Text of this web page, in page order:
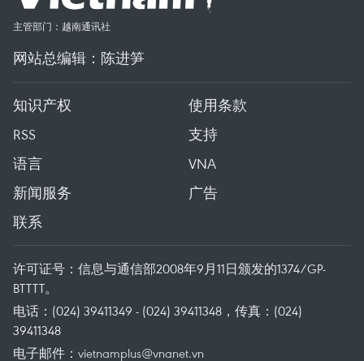
主管部门：越南通讯社
网站总编辑：陈进笋
知识产权
使用条款
RSS
支持
语言
VNA
新闻服务
广告
联系
许可证号：信息与通信部2008年9月11日颁发的1374/GP-
BTTTT。
电话：(024) 39411349 - (024) 39411348，传真：(024)
39411348
电子邮件： vietnamplus@vnanet.vn